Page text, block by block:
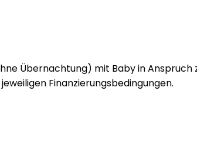
Übernachtung) mit Baby in Anspruch
Finanzierungsbedingungen.